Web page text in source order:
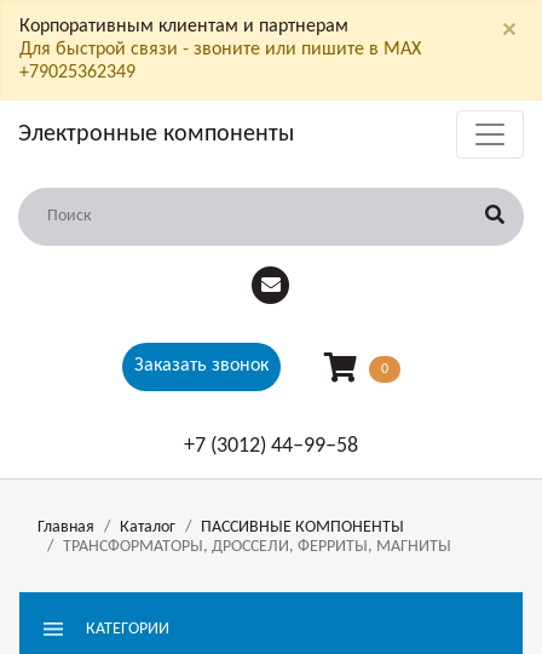
Корпоративным клиентам и партнерам
Для быстрой связи - звоните или пишите в МАХ
+79025362349
×
Электронные компоненты
Заказать звонок 0
+7 (3012) 44‒99‒58
Главная Каталог
ПАССИВНЫЕ КОМПОНЕНТЫ
ТРАНСФОРМАТОРЫ, ДРОССЕЛИ, ФЕРРИТЫ, МАГНИТЫ
КАТЕГОРИИ